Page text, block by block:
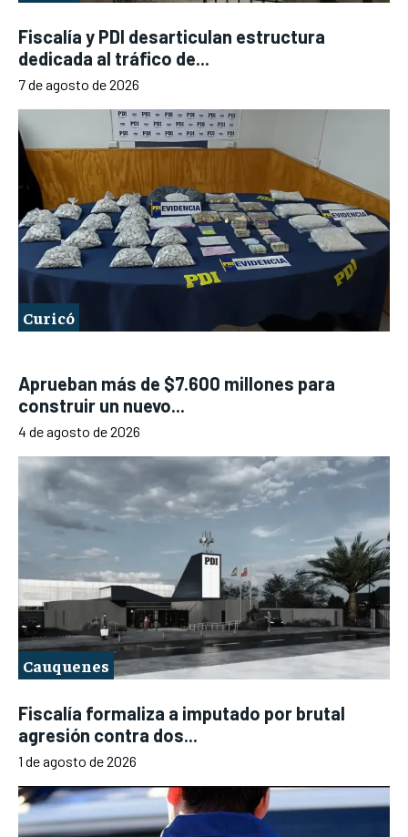
Fiscalía y PDI desarticulan estructura
dedicada al tráfico de...
7 de agosto de 2026
Curicó
Aprueban más de $7.600 millones para
construir un nuevo...
4 de agosto de 2026
Cauquenes
Fiscalía formaliza a imputado por brutal
agresión contra dos...
1 de agosto de 2026